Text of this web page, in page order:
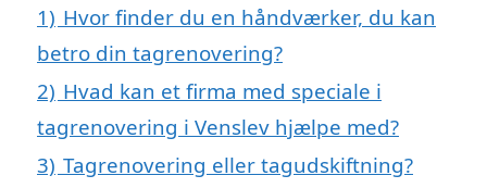
1) Hvor finder du en håndværker, du kan
betro din tagrenovering?
2) Hvad kan et firma med speciale i
tagrenovering i Venslev hjælpe med?
3) Tagrenovering eller tagudskiftning?